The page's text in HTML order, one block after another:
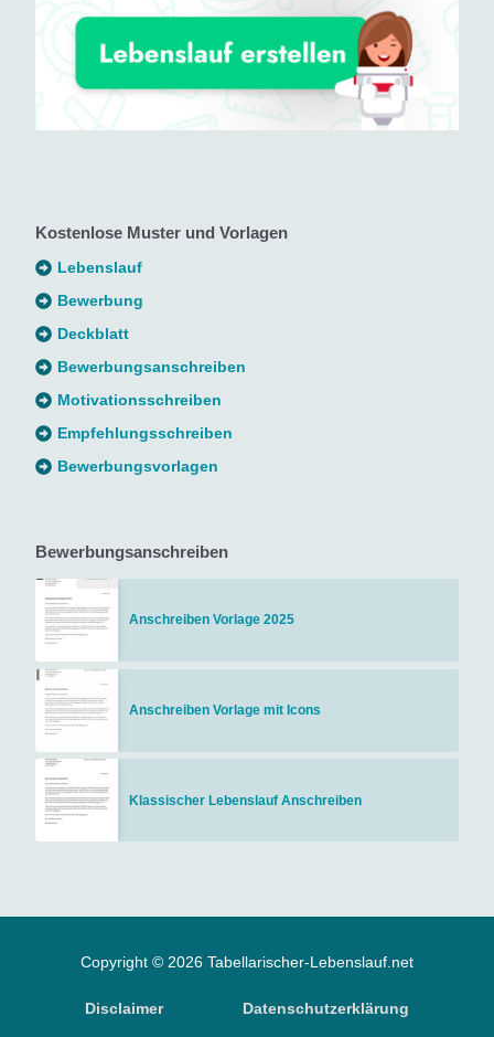
Kostenlose Muster und Vorlagen
Lebenslauf
Bewerbung
Deckblatt
Bewerbungsanschreiben
Motivationsschreiben
Empfehlungsschreiben
Bewerbungsvorlagen
Bewerbungsanschreiben
Anschreiben Vorlage 2025
Anschreiben Vorlage mit Icons
Klassischer Lebenslauf Anschreiben
Copyright © 2026 Tabellarischer-Lebenslauf.net
Disclaimer Datenschutzerklärung